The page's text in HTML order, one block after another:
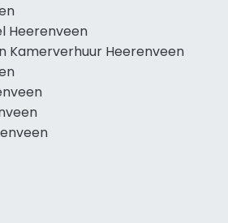
Heerenveen
Heerenveen